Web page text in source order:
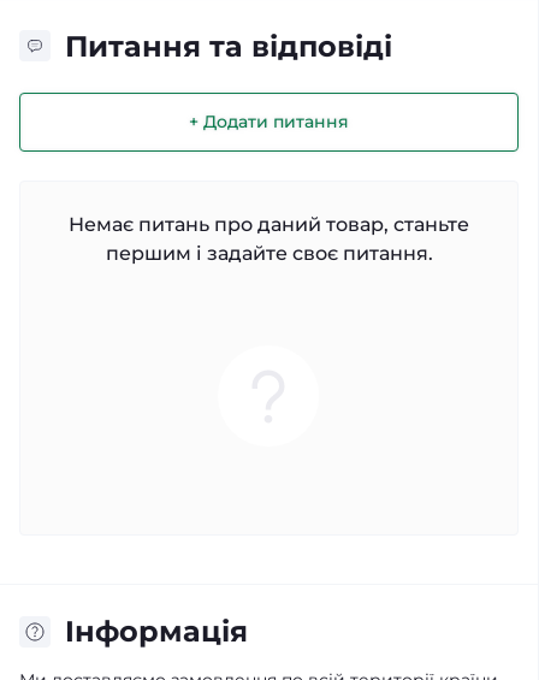
Питання та відповіді
+ Додати питання
Немає питань про даний товар, станьте
першим і задайте своє питання.
Iнформація